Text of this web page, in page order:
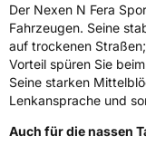
FahrzeugklasseC1
3PMSF /
EPREL ID1115736
Allgemeine
Der Nexen N Fera
Fahrzeugen. Seine
auf trockenen
Vorteil spüren Sie
Seine starken
Lenkansprache und
Auch für die nassen